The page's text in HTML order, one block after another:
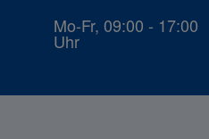
Mo-Fr, 09:00 - 17:00
Uhr